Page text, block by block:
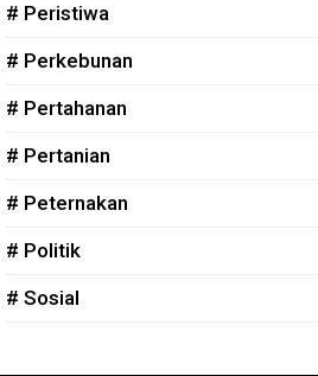
# Peristiwa
# Perkebunan
# Pertahanan
# Pertanian
# Peternakan
# Politik
# Sosial